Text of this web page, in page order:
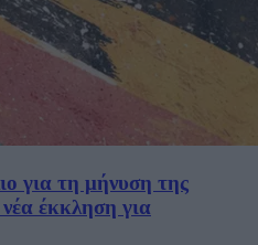
για τη μήνυση της
έκκληση για